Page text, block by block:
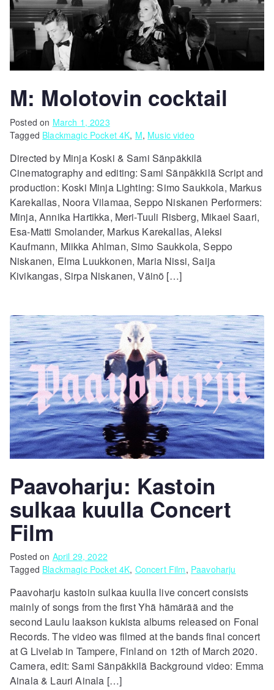
M: Molotovin cocktail
Posted on March 1, 2023
Tagged Blackmagic Pocket 4K, M, Music video
Directed by Minja Koski & Sami Sänpäkkilä
Cinematography and editing: Sami Sänpäkkilä Script and
production: Koski Minja Lighting: Simo Saukkola, Markus
Karekallas, Noora Vilamaa, Seppo Niskanen Performers:
Minja, Annika Hartikka, Meri-Tuuli Risberg, Mikael Saari,
Esa-Matti Smolander, Markus Karekallas, Aleksi
Kaufmann, Miikka Ahlman, Simo Saukkola, Seppo
Niskanen, Elma Luukkonen, Maria Nissi, Saija
Kivikangas, Sirpa Niskanen, Väinö […]
Paavoharju: Kastoin
sulkaa kuulla Concert
Film
Posted on April 29, 2022
Tagged Blackmagic Pocket 4K, Concert Film, Paavoharju
Paavoharju kastoin sulkaa kuulla live concert consists
mainly of songs from the first Yhä hämärää and the
second Laulu laakson kukista albums released on Fonal
Records. The video was filmed at the bands final concert
at G Livelab in Tampere, Finland on 12th of March 2020.
Camera, edit: Sami Sänpäkkilä Background video: Emma
Ainala & Lauri Ainala […]